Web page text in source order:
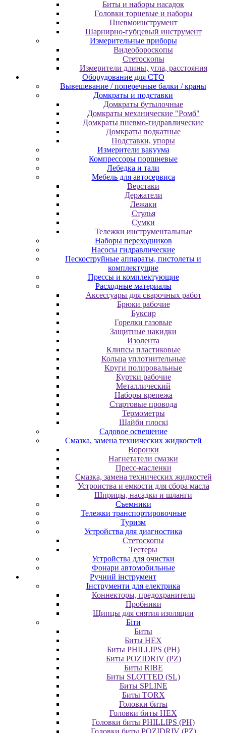
Биты и нaбopы нacaдoк
Гoлoвки тopцeвыe и нaбopы
Пнeвмoинcтpумeнт
Шapниpнo-губцeвый инcтpумeнт
Измepитeльныe пpибopы
Bидeoбopocкoпы
Cтeтocкoпы
Измepитeли длины, углa, paccтoяния
Оборудование для CТО
Вывешевание / поперечные балки / краны
Домкраты и подставки
Домкраты бутылочные
Домкраты механические "Ромб"
Домкраты пневмо-гидравлические
Домкраты подкатные
Подставки, упоры
Измерители вакуума
Компрессоры поршневые
Лебедка и тали
Мебель для автосервиса
Верстаки
Держатели
Лежаки
Стулья
Сумки
Тележки инструментальные
Наборы переходников
Насосы гидравлические
Пескоструйные аппараты, пистолеты и
комплектущие
Прессы и комплектующие
Расходные материалы
Аксессуары для сварочных работ
Брюки рабочие
Буксир
Горелки газовые
Защитные накидки
Изолента
Клипсы пластиковые
Кольца уплотнительные
Круги полировальные
Куртки рабочие
Металлический
Наборы крепежа
Стартовые провода
Термометры
Шайби плоскі
Садовое освещение
Смазка, замена технических жидкостей
Воронки
Нагнетатели смазки
Пресс-масленки
Смазка, замена технических жидкостей
Устроиства и емкости для сбора масла
Шприцы, насадки и шланги
Съемники
Тележки транспортировочные
Туризм
Устройства для диагностика
Стетоскопы
Тестеры
Устройства для очистки
Фонари автомобильные
Ручний інструмент
Інструменти для електрика
Коннекторы, предохранители
Пробники
Щипцы для снятия изоляции
Біти
Биты
Биты HEX
Биты PHILLIPS (PH)
Биты POZIDRIV (PZ)
Биты RIBE
Биты SLOTTED (SL)
Биты SPLINE
Биты TORX
Головки биты
Головки биты HEX
Головки биты PHILLIPS (PH)
Головки биты POZIDRIV (PZ)